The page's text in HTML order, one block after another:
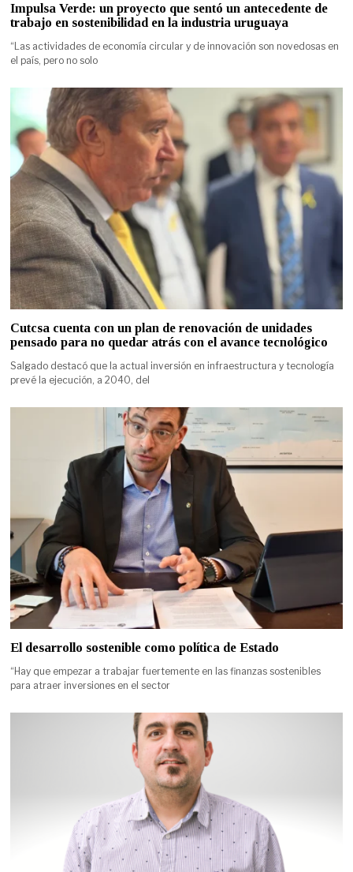
Impulsa Verde: un proyecto que sentó un antecedente de
trabajo en sostenibilidad en la industria uruguaya
“Las actividades de economía circular y de innovación son novedosas en
el país, pero no solo
Cutcsa cuenta con un plan de renovación de unidades
pensado para no quedar atrás con el avance tecnológico
Salgado destacó que la actual inversión en infraestructura y tecnología
prevé la ejecución, a 2040, del
El desarrollo sostenible como política de Estado
“Hay que empezar a trabajar fuertemente en las finanzas sostenibles
para atraer inversiones en el sector